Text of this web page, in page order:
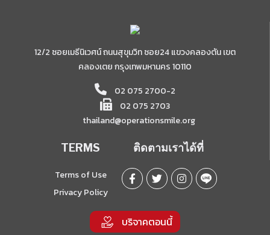
12/2 ซอยเมธีนิเวศน์ ถนนสุขุมวิท ซอย24 แขวงคลองตัน เขต
คลองเตย กรุงเทพมหานคร 10110
02 075 2700-2
02 075 2703
thailand@operationsmile.org
TERMS
Terms of Use
Privacy Policy
ติดตามเราได้ที่
บริจาคตอนนี้